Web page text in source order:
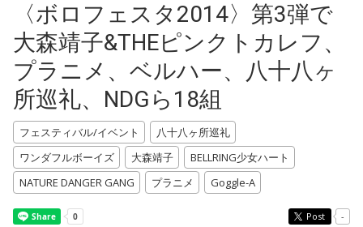
〈ボロフェスタ2014〉第3弾で
大森靖子&THEピンクトカレフ、
プラニメ、ベルハー、八十八ヶ
所巡礼、NDGら18組
フェスティバル/イベント
八十八ヶ所巡礼
ワンダフルボーイズ
大森靖子
BELLRING少女ハート
NATURE DANGER GANG
プラニメ Goggle-A
Post -